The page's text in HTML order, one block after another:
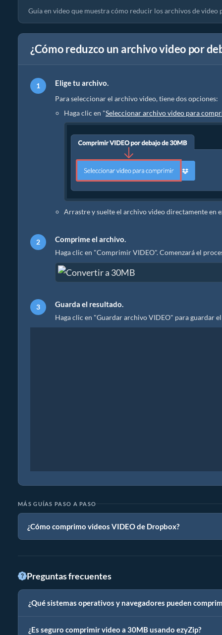
Guía en video que muestra cómo reducir los archivos de video
¿Cómo reduzco un archivo video por
Elige tu archivo.
Para seleccionar el archivo video, tiene dos opciones:
Haga clic en "Seleccionar archivo video para
Arrastre y suelte el archivo video directamente en
Comprime el archivo.
Haga clic en "Comprimir VIDEO". Comenzará el
Guarda el resultado.
Haga clic en "Guardar archivo VIDEO" para guardar
MÁS GUÍAS PASO A PASO
¿Cómo comprimo videos VIDEO de Dropbox?
Preguntas frecuentes
¿Qué sistemas operativos y navegadores pueden
¿Es seguro comprimir video a 30MB usando ezyZip?